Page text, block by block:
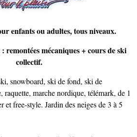
enfants ou adultes, tous niveaux.
remontées mécaniques + cours de ski
collectif.
snowboard, ski de fond, ski de
raquette, marche nordique, télémark, de 1
et free-style. Jardin des neiges de 3 à 5